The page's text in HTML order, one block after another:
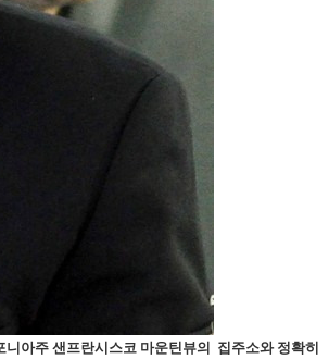
아주 샌프란시스코 마운틴뷰의 집주소와 정확히